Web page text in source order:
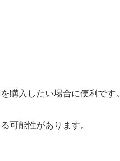
購入したい場合に便利です。
可能性があります。